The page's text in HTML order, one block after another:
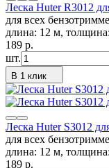
Леска Huter R3012
для всех
длина: 12 м,
189 p.
шт.
В 1 клик
Леска Huter S3012
для всех
длина: 12 м,
189 p.